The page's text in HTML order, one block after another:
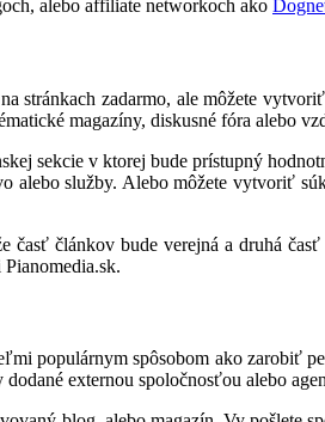
alebo affiliate networkoch ako
stránkach zadarmo, ale môžete
magazíny, diskusné fóra alebo
sekcie v ktorej bude prístupný
alebo služby. Alebo môžete vytvoriť
časť článkov bude verejná a druhá
populárnym spôsobom ako zarobiť
externou spoločnosťou alebo